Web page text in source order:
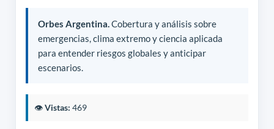
Orbes Argentina.Cobertura y análisis sobre
emergencias, clima extremo y ciencia aplicada
para entender riesgos globales y anticipar
escenarios.
👁️Vistas: 469